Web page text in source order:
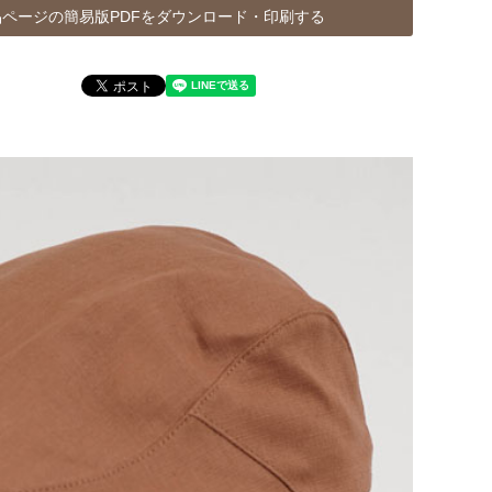
ージの簡易版PDFをダウンロード・印刷する